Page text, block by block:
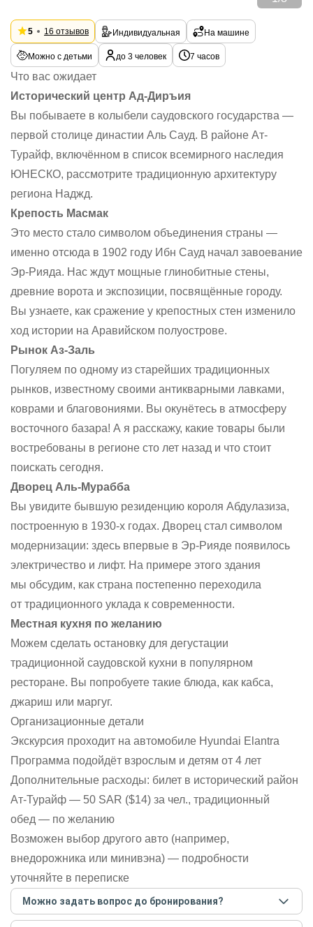
5 16 отзывов Индивидуальная На машине
Можно с детьми до 3 человек 7 часов
Что вас ожидает
Исторический центр Ад-Диръия
Вы побываете в колыбели саудовского государства —
первой столице династии Аль Сауд. В районе Ат-
Турайф, включённом в список всемирного наследия
ЮНЕСКО, рассмотрите традиционную архитектуру
региона Наджд.
Крепость Масмак
Это место стало символом объединения страны —
именно отсюда в 1902 году Ибн Сауд начал завоевание
Эр-Рияда. Нас ждут мощные глинобитные стены,
древние ворота и экспозиции, посвящённые городу.
Вы узнаете, как сражение у крепостных стен изменило
ход истории на Аравийском полуострове.
Рынок Аз-Заль
Погуляем по одному из старейших традиционных
рынков, известному своими антикварными лавками,
коврами и благовониями. Вы окунётесь в атмосферу
восточного базара! А я расскажу, какие товары были
востребованы в регионе сто лет назад и что стоит
поискать сегодня.
Дворец Аль-Мурабба
Вы увидите бывшую резиденцию короля Абдулазиза,
построенную в 1930-х годах. Дворец стал символом
модернизации: здесь впервые в Эр-Рияде появилось
электричество и лифт. На примере этого здания
мы обсудим, как страна постепенно переходила
от традиционного уклада к современности.
Местная кухня по желанию
Можем сделать остановку для дегустации
традиционной саудовской кухни в популярном
ресторане. Вы попробуете такие блюда, как кабса,
джариш или маргуг.
Организационные детали
Экскурсия проходит на автомобиле Hyundai Elantra
Программа подойдёт взрослым и детям от 4 лет
Дополнительные расходы: билет в исторический район
Ат-Турайф — 50 SAR ($14) за чел., традиционный
обед — по желанию
Возможен выбор другого авто (например,
внедорожника или минивэна) — подробности
уточняйте в переписке
Можно задать вопрос до бронирования?
Достаточно перейти по ссылке «Задать вопрос» и